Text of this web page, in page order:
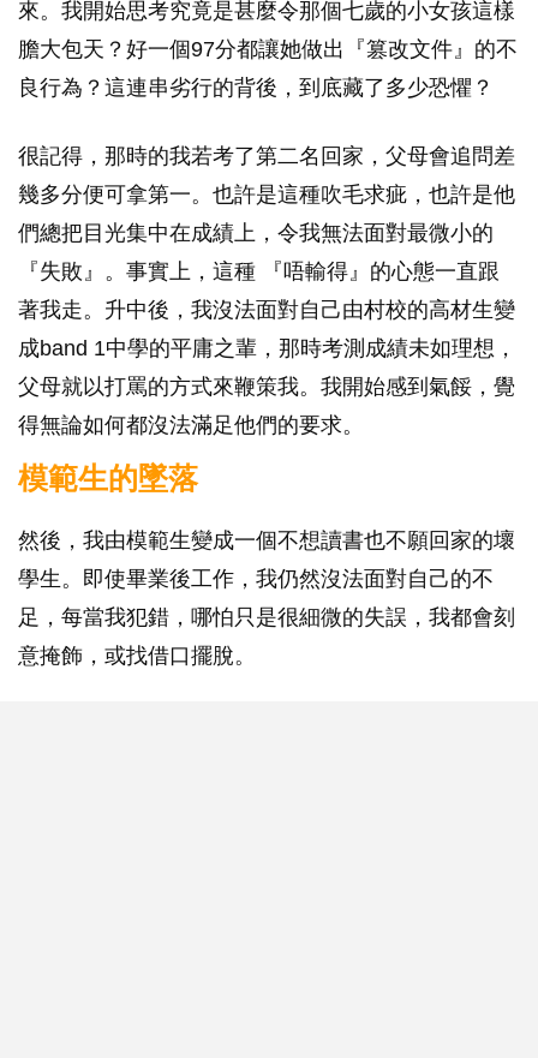
來。我開始思考究竟是甚麼令那個七歲的小女孩這樣
膽大包天？好一個97分都讓她做出『篡改文件』的不
良行為？這連串劣行的背後，到底藏了多少恐懼？
很記得，那時的我若考了第二名回家，父母會追問差
幾多分便可拿第一。也許是這種吹毛求疵，也許是他
們總把目光集中在成績上，令我無法面對最微小的
『失敗』。事實上，這種 『唔輸得』的心態一直跟
著我走。升中後，我沒法面對自己由村校的高材生變
成band 1中學的平庸之輩，那時考測成績未如理想，
父母就以打罵的方式來鞭策我。我開始感到氣餒，覺
得無論如何都沒法滿足他們的要求。
模範生的墜落
然後，我由模範生變成一個不想讀書也不願回家的壞
學生。即使畢業後工作，我仍然沒法面對自己的不
足，每當我犯錯，哪怕只是很細微的失誤，我都會刻
意掩飾，或找借口擺脫。